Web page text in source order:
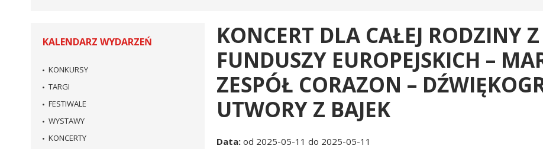
KALENDARZ WYDARZEŃ
KONKURSY
TARGI
FESTIWALE
WYSTAWY
KONCERTY
KONCERT DLA CAŁEJ RODZINY
FUNDUSZY EUROPEJSKICH –
ZESPÓŁ CORAZON –
UTWORY Z BAJEK
Data od 2025-05-11 do 2025-05-11